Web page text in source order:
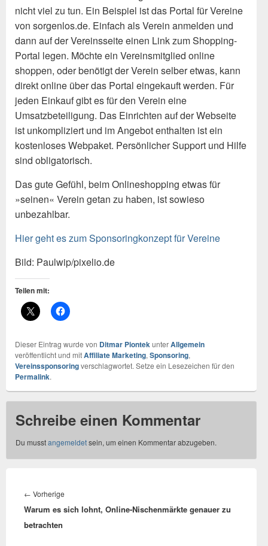
nicht viel zu tun. Ein Beispiel ist das Portal für Vereine
von sorgenlos.de. Einfach als Verein anmelden und
dann auf der Vereinsseite einen Link zum Shopping-
Portal legen. Möchte ein Vereinsmitglied online
shoppen, oder benötigt der Verein selber etwas, kann
direkt online über das Portal eingekauft werden. Für
jeden Einkauf gibt es für den Verein eine
Umsatzbeteiligung. Das Einrichten auf der Webseite
ist unkompliziert und im Angebot enthalten ist ein
kostenloses Webpaket. Persönlicher Support und Hilfe
sind obligatorisch.
Das gute Gefühl, beim Onlineshopping etwas für
»seinen« Verein getan zu haben, ist sowieso
unbezahlbar.
Hier geht es zum Sponsoringkonzept für Vereine
Bild: Paulwip/pixelio.de
Teilen mit:
Dieser Eintrag wurde von Ditmar PiontekunterAllgemein
veröffentlicht und mitAffiliate Marketing, Sponsoring,
Vereinssponsoringverschlagwortet. Setze ein Lesezeichen für den
Permalink.
Schreibe einen Kommentar
Du musstangemeldetsein, um einen Kommentar abzugeben.
← Vorherige
Beitrag:
Warum es sich lohnt, Online-Nischenmärkte genauer zu
betrachten